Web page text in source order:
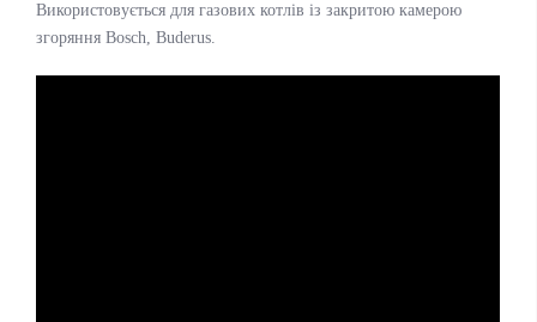
Використовується для газових котлів із закритою камерою
згоряння Bosch, Buderus.